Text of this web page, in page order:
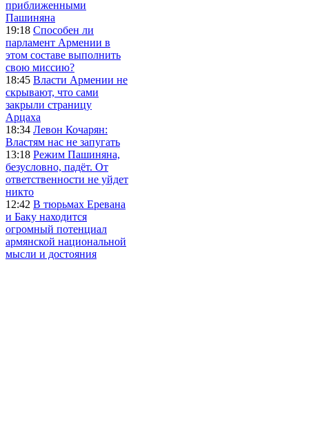
приближенными
Пашиняна
19:18 Способен ли
парламент Армении в
этом составе выполнить
свою миссию?
18:45 Власти Армении не
скрывают, что сами
закрыли страницу
Арцаха
18:34 Левон Кочарян:
Властям нас не запугать
13:18 Режим Пашиняна,
безусловно, падёт. От
ответственности не уйдет
никто
12:42 В тюрьмах Еревана
и Баку находится
огромный потенциал
армянской национальной
мысли и достояния